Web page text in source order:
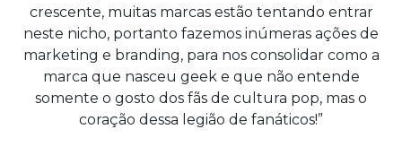
crescente, muitas marcas estão tentando entrar
neste nicho, portanto fazemos inúmeras ações de
marketing e branding, para nos consolidar como a
marca que nasceu geek e que não entende
somente o gosto dos fãs de cultura pop, mas o
coração dessa legião de fanáticos!”